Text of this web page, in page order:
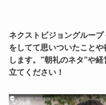
ネクストビジョングルー
をしてて思いついたこと
します。”朝礼のネタ”や
立てください！